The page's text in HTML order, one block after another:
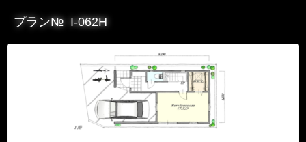
プラン№ I-062H